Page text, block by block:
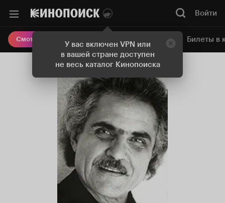
У вас включен VPN или
в вашей стране доступен
не весь каталог Кинопоиска
Войти
Смотреть кино Онлайн-кинотеатр Билеты в